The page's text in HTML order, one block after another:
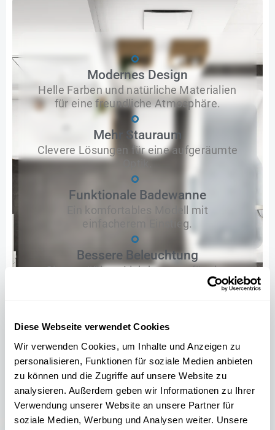
Diese Webseite verwendet Cookies
Wir verwenden Cookies, um Inhalte und Anzeigen zu
personalisieren, Funktionen für soziale Medien anbieten
zu können und die Zugriffe auf unsere Website zu
analysieren. Außerdem geben wir Informationen zu Ihrer
Verwendung unserer Website an unsere Partner für
soziale Medien, Werbung und Analysen weiter. Unsere
Modernes Design
Helle Farben und natürliche Materialien
für eine freundliche Atmosphäre.
Mehr Stauraum
Clevere Lösungen für eine aufgeräumte
Funktionale Badewanne
Ein komfortables Modell mit
einfacherem Einstieg.
Bessere Beleuchtung
Gleichmäßiges Lichtkonzept für eine
WC und Waschbereich harmonischer in
das Design integriert.